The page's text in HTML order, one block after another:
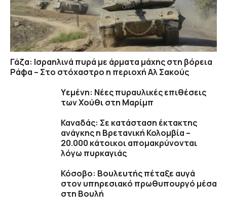
Γάζα: Ισραηλινά πυρά με άρματα μάχης στη βόρεια
Ράφα – Στο στόχαστρο η περιοχή Αλ Σακούς
Υεμένη: Nέες πυραυλικές επιθέσεις
των Χούθι στη Μαρίμπ
Καναδάς: Σε κατάσταση έκτακτης
ανάγκης η Βρετανική Κολομβία –
20.000 κάτοικοι απομακρύνονται
λόγω πυρκαγιάς
Κόσοβο: Βουλευτής πέταξε αυγά
στον υπηρεσιακό πρωθυπουργό μέσα
στη Βουλή